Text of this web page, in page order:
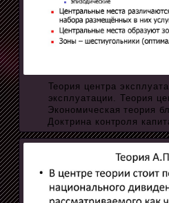
Теория центра
эксплуатации. Теория
Экономическая теория
Доктрина контроля